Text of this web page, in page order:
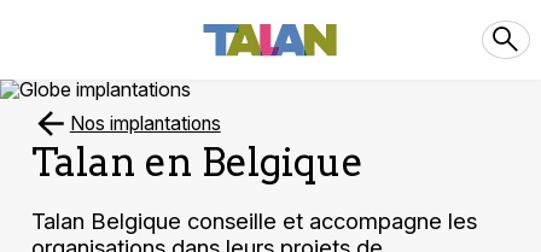
Nos implantations
Talan en Belgique
Talan Belgique conseille et accompagne les